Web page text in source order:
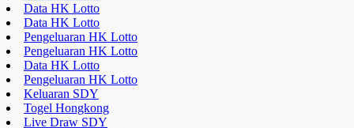
Data HK Lotto
Data HK Lotto
Live Draw SDY
Keluaran HK Lotto
Pengeluaran HK Lotto
a style="display:none;"
href="https://educatorday2023.com/">Pengeluaran HK Lotto
Result Macau
Pengeluaran HK